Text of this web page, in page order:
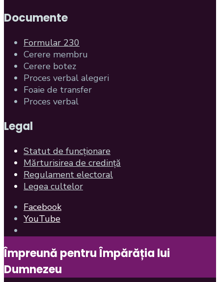
Documente
Formular 230
Cerere membru
Cerere botez
Proces verbal alegeri
Foaie de transfer
Proces verbal
Legal
Statut de funcționare
Mărturisirea de credință
Regulament electoral
Legea cultelor
Facebook
YouTube
Window
Împreună pentru Împărăția lui
Dumnezeu